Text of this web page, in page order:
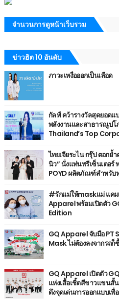
จำนวนการดูหน้าเว็บรวม
ข่าวฮิต 10 อันดับ
ภาวะเหงื่อออกเป็นเลือด
กัลฟ์ คว้ารางวัลสุดยอด
พลังงานและสาธารณูปโ
Thailand’s Top
ไทยเจียระไน กรุ๊ป ตอก
นิว” นั่งแท่นพรีเซ็นเตอร์
POYD ผลิตภัณฑ์สำหรับ
#รักแม่ให้maskแม่ แค
Apparel พร้อมเปิดตัว
Edition
GQ Apparel จับมือ
Mask ไม่ต้องลงจากรถก็
GQ Apparel เปิดตัว
แห่งเสื้อเชิ้ตสีขาวแขนสั้
ดึงจุดเด่นการออกแบบเพื่